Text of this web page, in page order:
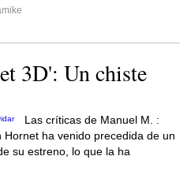
3D': Un chiste
Las críticas de Manuel M. :
ha venido precedida de un
su estreno, lo que la ha